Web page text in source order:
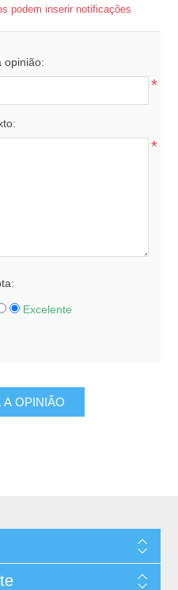
podem inserir notificações
opinião:
*
*
Excelente